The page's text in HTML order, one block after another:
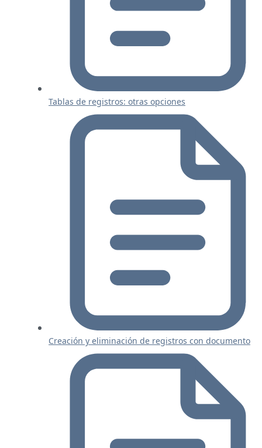
Tablas de registros: otras opciones
Creación y eliminación de registros con documento